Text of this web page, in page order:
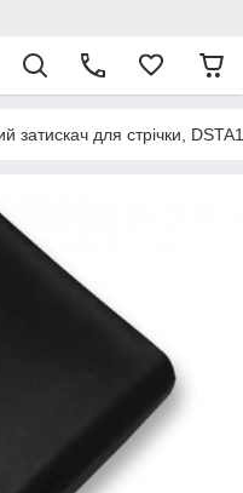
затискач для стрічки,